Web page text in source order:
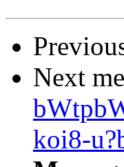
Next
koi8-